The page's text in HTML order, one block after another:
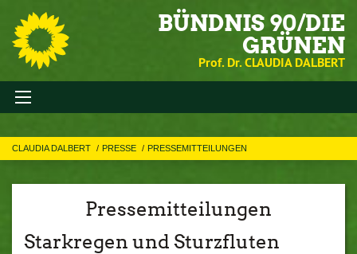
BÜNDNIS 90/DIE
GRÜNEN
Prof. Dr. CLAUDIA DALBERT
CLAUDIA DALBERT PRESSE PRESSEMITTEILUNGEN
Pressemitteilungen
Starkregen und Sturzfluten